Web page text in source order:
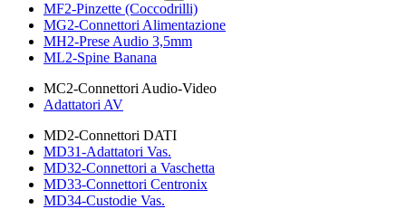
MF2-Pinzette (Coccodrilli)
MG2-Connettori Alimentazione
MH2-Prese Audio 3,5mm
ML2-Spine Banana
MC2-Connettori Audio-Video
Adattatori AV
MD2-Connettori DATI
MD31-Adattatori Vas.
MD32-Connettori a Vaschetta
MD33-Connettori Centronix
MD34-Custodie Vas.